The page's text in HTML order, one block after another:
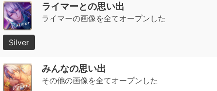
ライマーとの思い出
ライマーの画像を全てオープンした
Silver
みんなの思い出
その他の画像を全てオープンした